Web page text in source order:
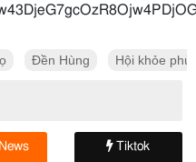
Đền Hùng Hội khỏe phù
Tiktok